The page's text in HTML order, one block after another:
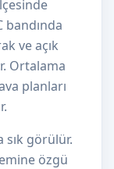
bandında
ve açık
Ortalama
planları
sık görülür.
özgü